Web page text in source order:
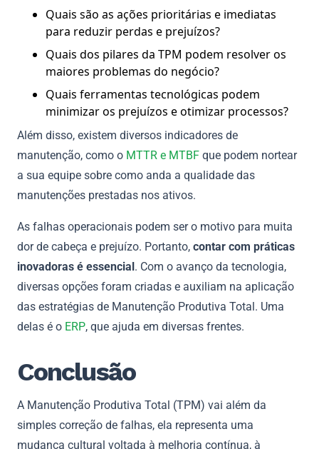
Quais são as ações prioritárias e imediatas
para reduzir perdas e prejuízos?
Quais dos pilares da TPM podem resolver os
maiores problemas do negócio?
Quais ferramentas tecnológicas podem
minimizar os prejuízos e otimizar processos?
Além disso, existem diversos indicadores de
manutenção, como o MTTR e MTBF que podem nortear
a sua equipe sobre como anda a qualidade das
manutenções prestadas nos ativos.
As falhas operacionais podem ser o motivo para muita
dor de cabeça e prejuízo. Portanto, contar com práticas
inovadoras é essencial. Com o avanço da tecnologia,
diversas opções foram criadas e auxiliam na aplicação
das estratégias de Manutenção Produtiva Total. Uma
delas é o ERP, que ajuda em diversas frentes.
Conclusão
A Manutenção Produtiva Total (TPM) vai além da
simples correção de falhas, ela representa uma
mudança cultural voltada à melhoria contínua, à